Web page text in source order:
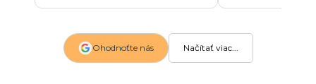
Ohodnoťte nás Načítať viac...